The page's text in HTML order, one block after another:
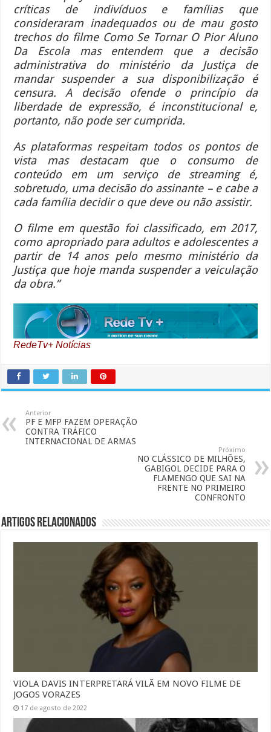
críticas de indivíduos e famílias que
consideraram inadequados ou de mau gosto
trechos do filme Como Se Tornar O Pior Aluno
Da Escola mas entendem que a decisão
administrativa do ministério da Justiça de
mandar suspender a sua disponibilização é
censura. A decisão ofende o princípio da
liberdade de expressão, é inconstitucional e,
portanto, não pode ser cumprida.
As plataformas respeitam todos os pontos de
vista mas destacam que o consumo de
conteúdo em um serviço de streaming é,
sobretudo, uma decisão do assinante – e cabe a
cada família decidir o que deve ou não assistir.
O filme em questão foi classificado, em 2017,
como apropriado para adultos e adolescentes a
partir de 14 anos pelo mesmo ministério da
Justiça que hoje manda suspender a veiculação
da obra.”
RedeTv+ Notícias
Anterior
PF E MFP FAZEM OPERAÇÃO
CONTRA TRÁFICO
INTERNACIONAL DE ARMAS
Próximo
NO CLÁSSICO DE MILHÕES,
GABIGOL DECIDE PARA O
FLAMENGO QUE SAI NA
FRENTE NO PRIMEIRO
CONFRONTO
Artigos Relacionados
VIOLA DAVIS INTERPRETARÁ VILÃ EM NOVO FILME DE
JOGOS VORAZES
17 de agosto de 2022